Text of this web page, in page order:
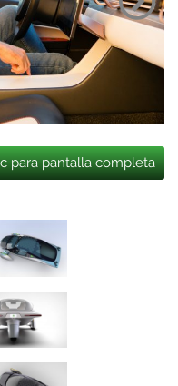
para pantalla completa